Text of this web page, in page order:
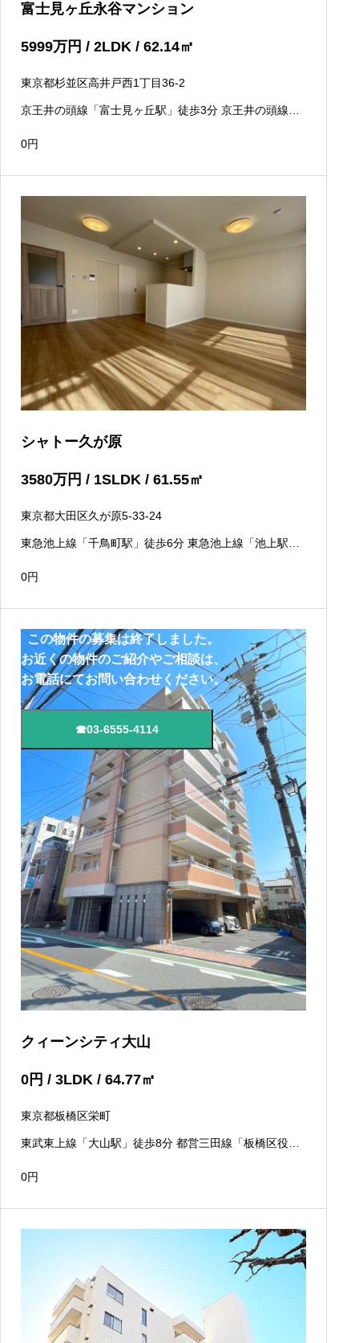
富士見ヶ丘永谷マンション
5999万円 / 2LDK / 62.14㎡
東京都杉並区高井戸西1丁目36-2
京王井の頭線「富士見ヶ丘駅」徒歩3分 京王井の頭線
0円
シャトー久が原
3580万円 / 1SLDK / 61.55㎡
東京都大田区久が原5-33-24
東急池上線「千鳥町駅」徒歩6分 東急池上線「池上駅」
0円
この物件の募集は終了しました。
お近くの物件のご紹介やご相談は、
お電話にてお問い合わせください。
☎03-6555-4114
クィーンシティ大山
0 円 / 3LDK / 64.77㎡
東京都板橋区栄町
東武東上線「大山駅」徒歩8分 都営三田線「板橋区役所
0円